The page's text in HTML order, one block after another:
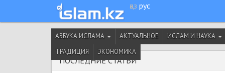
қаз рус
АЗБУКА ИСЛАМА АКТУАЛЬНОЕ
ИСЛАМ И НАУКА
ТРАДИЦИЯ
ЭКОНОМИКА
ПОСЛЕДНИЕ СТАТЬИ